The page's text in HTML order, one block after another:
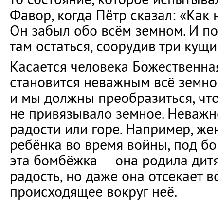
Фавор, когда Пётр сказал:
Он забыл обо всём земном. И
там остаться, соорудив три
Касается человека
становится неважным всё
и мы должны преобразиться,
не привязывало земное.
радости или горе. Например,
ребёнка во время войны, под
эта бомбёжка — она родила
радость, но даже она отсекает
происходящее вокруг неё.